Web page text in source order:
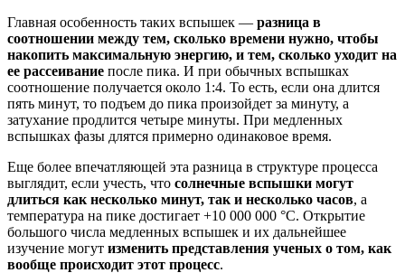
Главная особенность таких вспышек — разница в
соотношении между тем, сколько времени нужно, чтобы
накопить максимальную энергию, и тем, сколько уходит на
ее рассеивание после пика. И при обычных вспышках
соотношение получается около 1:4. То есть, если она длится
пять минут, то подъем до пика произойдет за минуту, а
затухание продлится четыре минуты. При медленных
вспышках фазы длятся примерно одинаковое время.
Еще более впечатляющей эта разница в структуре процесса
выглядит, если учесть, что солнечные вспышки могут
длиться как несколько минут, так и несколько часов, а
температура на пике достигает +10 000 000 °C. Открытие
большого числа медленных вспышек и их дальнейшее
изучение могут изменить представления ученых о том, как
вообще происходит этот процесс.